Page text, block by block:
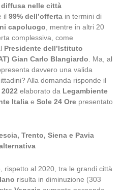
nelle città
il 99% dell’offerta in termini di
capoluogo, mentre in altri 20
complessiva, come
Presidente dell’Istituto
Gian Carlo Blangiardo. Ma, al
davvero una valida
Alla domanda risponde il
elaborato da Legambiente
Italia e Sole 24 Ore presentato
Trento, Siena e Pavia
rispetto al 2020, tra le grandi città
risulta in diminuzione (303